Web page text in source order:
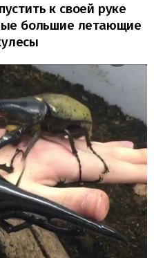
к своей руке
большие летающие